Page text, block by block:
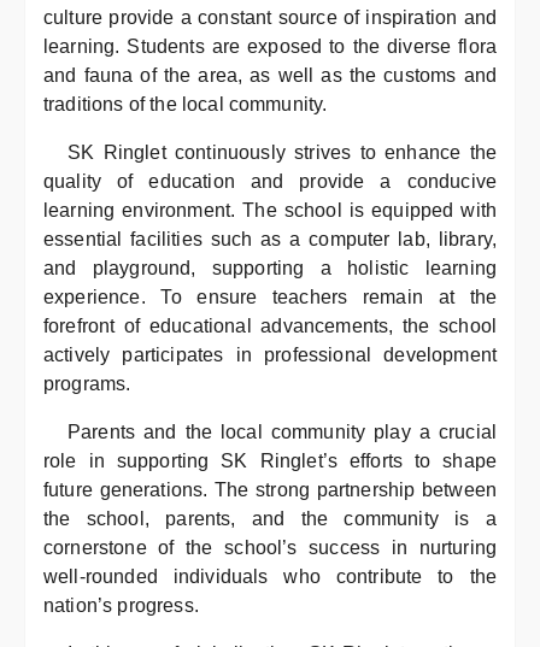
culture provide a constant source of inspiration and
learning. Students are exposed to the diverse flora
and fauna of the area, as well as the customs and
traditions of the local community.
SK Ringlet continuously strives to enhance the
quality of education and provide a conducive
learning environment. The school is equipped with
essential facilities such as a computer lab, library,
and playground, supporting a holistic learning
experience. To ensure teachers remain at the
forefront of educational advancements, the school
actively participates in professional development
programs.
Parents and the local community play a crucial
role in supporting SK Ringlet’s efforts to shape
future generations. The strong partnership between
the school, parents, and the community is a
cornerstone of the school’s success in nurturing
well-rounded individuals who contribute to the
nation’s progress.